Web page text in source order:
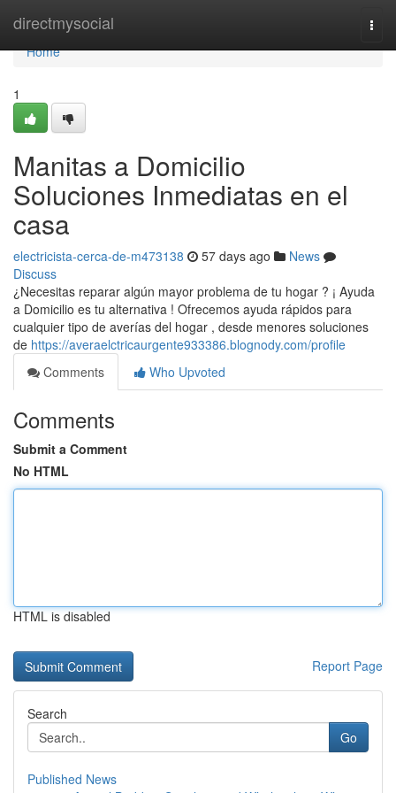
directmysocial
Home
Home
1
Manitas a Domicilio
Soluciones Inmediatas en el
casa
electricista-cerca-de-m473138 57 days ago
News
Discuss
¿Necesitas reparar algún mayor problema de tu hogar ? ¡ Ayuda
a Domicilio es tu alternativa ! Ofrecemos ayuda rápidos para
cualquier tipo de averías del hogar , desde menores soluciones
de https://averaelctricaurgente933386.blognody.com/profile
Comments
Who Upvoted
Comments
Submit a Comment
No HTML
HTML is disabled
Report Page
Search
Go
Published News